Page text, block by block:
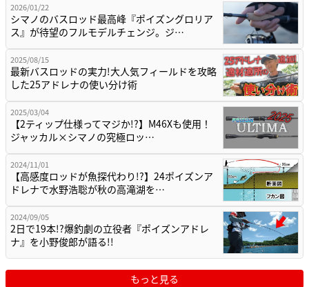
2026/01/22
シマノのバスロッド最高峰『ポイズングロリア
ス』が待望のフルモデルチェンジ。ジ…
2025/08/15
最新バスロッドの実力!大人気フィールドを攻略
した25アドレナの使い分け術
2025/03/04
【2ティップ仕様ってマジか!?】M46Xも使用！
ジャッカル×シマノの究極ロッ…
2024/11/01
【高感度ロッドが魚探代わり!?】24ポイズンア
ドレナで水野浩聡が秋の高滝湖を…
2024/09/05
2日で19本!?爆釣劇の立役者『ポイズンアドレ
ナ』を小野俊郎が語る!!
もっと見る